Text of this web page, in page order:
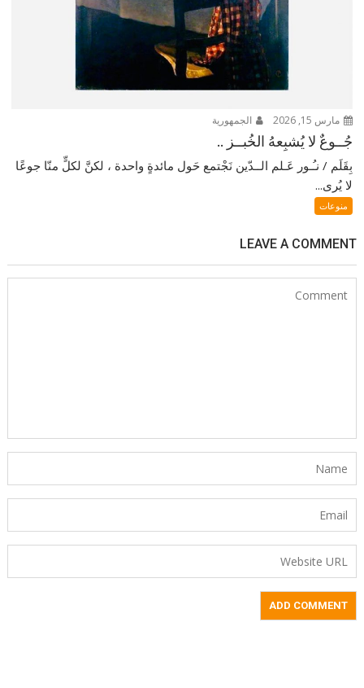
مارس 15, 2026 الجمهورية
جُــوعٌ لا يُشبِعهُ الخُبــز ..
بِقَلَم / نـُـور عَـلم الــدّين نَجْتمع حَول مائدةٍ واحدة ، لكنَّ لكلٍّ منّا جوعًا
لا يُرى...
منوعات
LEAVE A COMMENT